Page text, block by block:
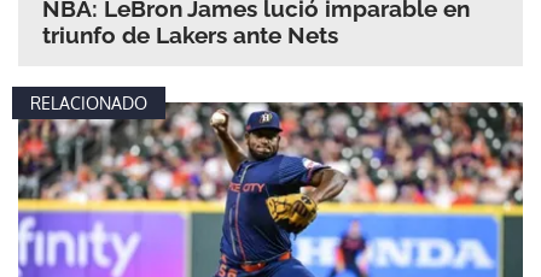
NBA: LeBron James lució imparable en
triunfo de Lakers ante Nets
RELACIONADO